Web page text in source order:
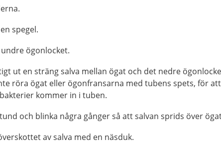
spegel.
ögonlocket.
ut en sträng salva mellan ögat och det nedre
röra ögat eller ögonfransarna med tubens spets, för att
kommer in i tuben.
och blinka några gånger så att salvan sprids över
av salva med en näsduk.